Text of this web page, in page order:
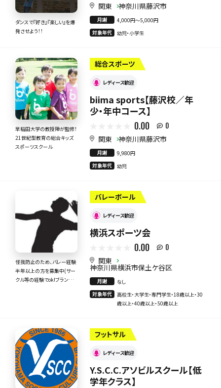
ダンスで『好き』『楽しい』を爆
発させよう！！
関東 神奈川県藤沢市
月謝
4,000円〜5,000円
対象年代
幼児・小学生
早稲田大学の教授陣が監修！
21世紀型教育の総合キッズ
スポーツスクール
総合スポーツ
レディース歓迎
biima sports【藤沢校／年
少・年中コース】
0.00 0
関東 神奈川県藤沢市
月謝
9,980円
対象年代
幼児
怪我防止のため、バレー経験
半年以上の方を募集中(サー
クル等の経験でok!ブランク
バレーボール
レディース歓迎
横浜スポーツ会
0.00 0
関東
神奈川県横浜市保土ケ谷区
月謝
なし
対象年代
高校生・大学生・専門学生・18歳以上・30
歳以上・40歳以上・50歳以上
フットサル
レディース歓迎
Y.S.C.C.アソビルスクール【低
学年クラス】